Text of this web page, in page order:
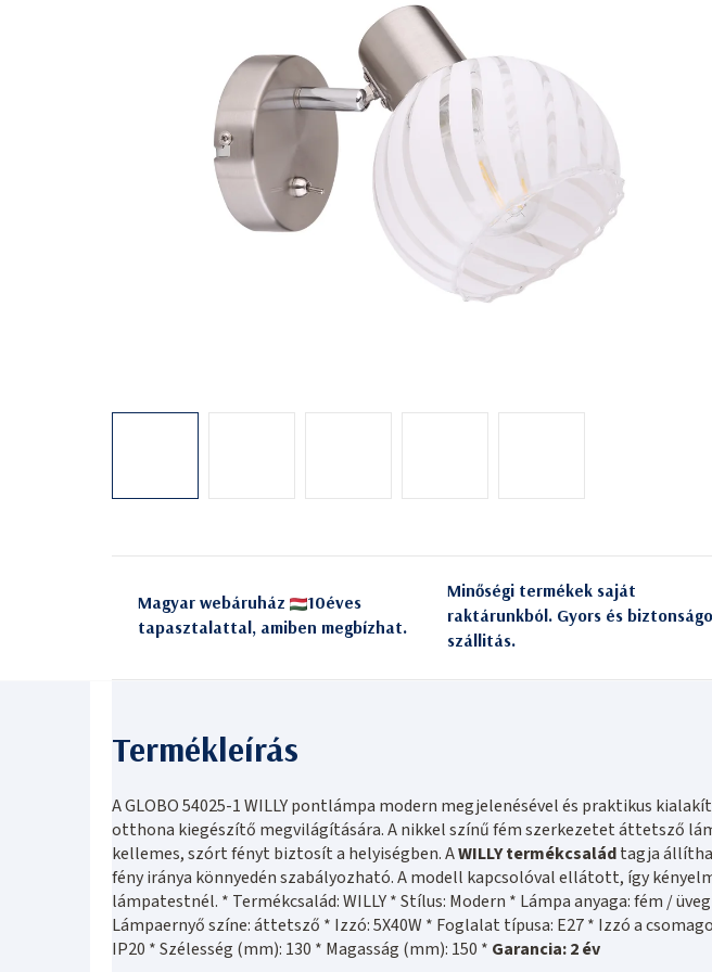
Magyar webáruház
10éves
tapasztalattal, amiben megbízhat.
Minőségi termékek saját
raktárunkból. Gyors és
szállitás.
A GLOBO 54025-1 WILLY pontlámpa modern megjelenésével és praktikus
otthona kiegészítő megvilágítására. A nikkel színű fém szerkezetet áttetsző
kellemes, szórt fényt biztosít a helyiségben. AWILLY termékcsaládtagja
fény iránya könnyedén szabályozható. A modell kapcsolóval ellátott, így
lámpatestnél. * Termékcsalád: WILLY * Stílus: Modern * Lámpa anyaga: fém /
Lámpaernyő színe: áttetsző * Izzó: 5X40W * Foglalat típusa: E27 * Izzó a
IP20 * Szélesség (mm): 130 * Magasság (mm): 150 * Garancia: 2 év